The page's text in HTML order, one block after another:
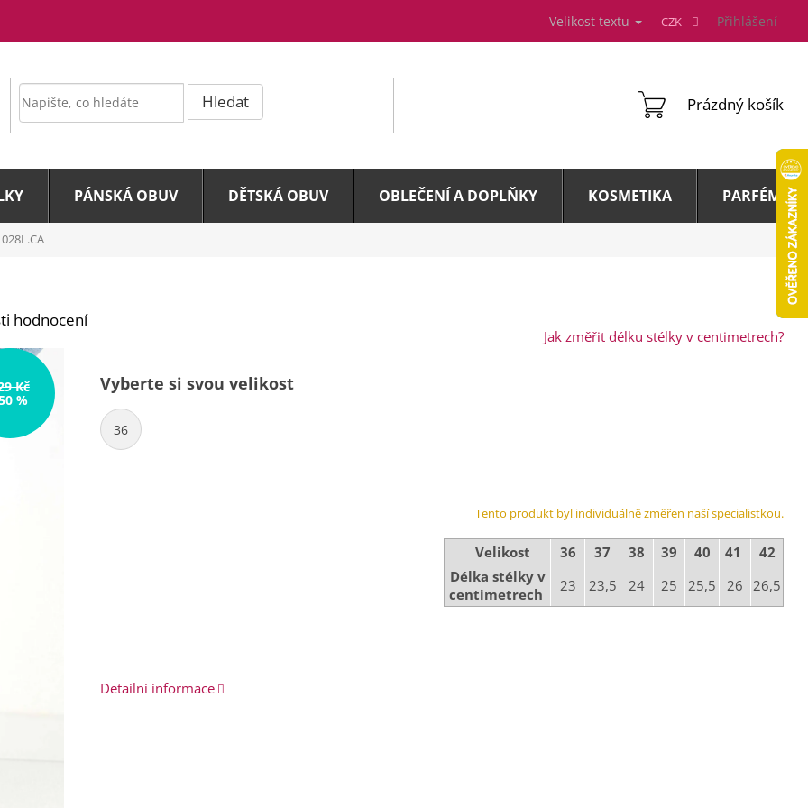
Velikost textu CZK Přihlášení
Hledat
NÁKUPNÍ
Prázdný košík
PÁNSKÁ OBUV DĚTSKÁ OBUV OBLEČENÍ A DOPLŇKY KOSMETIKA PARFÉMY A
hodnocení
Kč
%
Jak změřit délku stélky v centimetrech?
Vyberte si svou velikost
36
Tento produkt byl individuálně změřen naší specialistkou.
Velikost 36 37 38 39 40 41
42
Délka stélky v
centimetrech
23 23,5 24 25 25,5 26 26,5
Detailní informace